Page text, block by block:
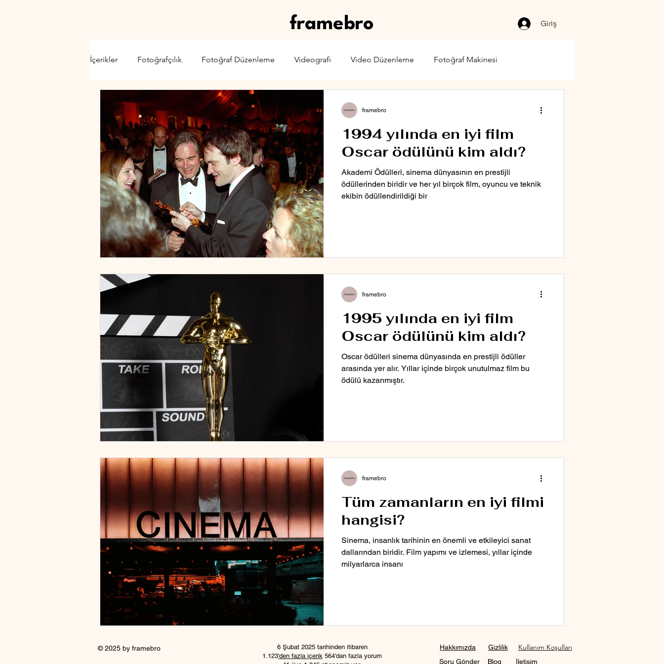
framebro Giriş
İçerikler Fotoğrafçılık Fotoğraf Düzenleme Videografi Video Düzenleme Fotoğraf Makinesi
Video Kamera Drone Karşılaştırma
1994 yılında en iyi film
Oscar ödülünü kim aldı?
Akademi Ödülleri, sinema dünyasının en prestijli
ödüllerinden biridir ve her yıl birçok film, oyuncu ve teknik
ekibin ödüllendirildiği bir
framebro
1995 yılında en iyi film
Oscar ödülünü kim aldı?
Oscar ödülleri sinema dünyasında en prestijli ödüller
arasında yer alır. Yıllar içinde birçok unutulmaz film bu
ödülü kazanmıştır.
framebro
Tüm zamanların en iyi filmi
hangisi?
Sinema, insanlık tarihinin en önemli ve etkileyici sanat
dallarından biridir. Film yapımı ve izlemesi, yıllar içinde
milyarlarca insanı
framebro
© 2025 by framebro
6 Şubat 2025 tarihinden itibaren
1.123'den fazla içerik 564'dan fazla yorum
Hakkımızda
Soru Gönder
Gizlilik
Blog
Kullanım Koşulları
İletişim